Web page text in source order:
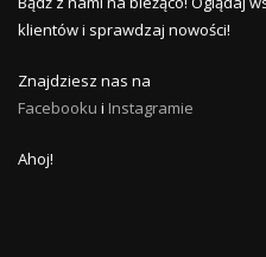
klientów i sprawdzaj nowości!
Znajdziesz nas na
Facebooku i Instagramie
Ahoj!